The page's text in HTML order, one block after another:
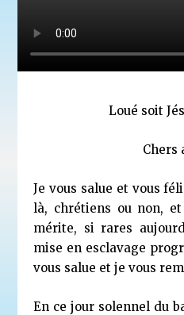
Loué soit
Chers
Je vous salue et vous
là, chrétiens ou non,
mérite, si rares
mise en esclavage
vous salue et je vous
En ce jour solennel du